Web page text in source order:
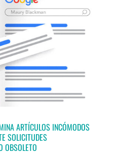
ARTÍCULOS INCÓMODOS
SOLICITUDES
OBSOLETO